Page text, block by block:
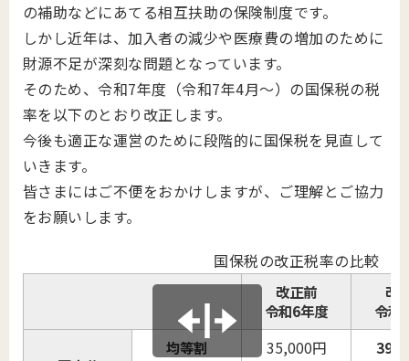
の補助などにあてる相互扶助の保険制度です。
しかし近年は、加入者の減少や医療費の増加のために
財源不足が深刻な問題となっています。
そのため、令和7年度（令和7年4月～）の国保税の税
率を以下のとおり改正します。
今後も適正な運営のために段階的に国保税を見直して
いきます。
皆さまにはご不便をおかけしますが、ご理解とご協力
をお願いします。
国保税の改正税率の比較
改正前
令和6年度
改
令和
均等割 35,000円